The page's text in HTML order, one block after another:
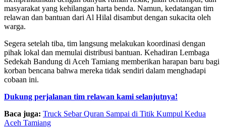
masyarakat yang kehilangan harta benda. Namun, kedatangan tim
relawan dan bantuan dari Al Hilal disambut dengan sukacita oleh
warga.
Segera setelah tiba, tim langsung melakukan koordinasi dengan
pihak lokal dan memulai distribusi bantuan. Kehadiran Lembaga
Sedekah Bandung di Aceh Tamiang memberikan harapan baru bagi
korban bencana bahwa mereka tidak sendiri dalam menghadapi
cobaan ini.
Dukung perjalanan tim relawan kami selanjutnya!
Baca juga: Truck Sebar Quran Sampai di Titik Kumpul Kedua
Aceh Tamiang